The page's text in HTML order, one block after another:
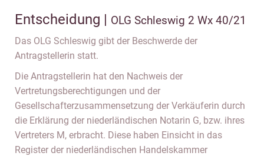
Entscheidung | OLG Schleswig 2 Wx 40/21
Das OLG Schleswig gibt der Beschwerde der
Antragstellerin statt.
Die Antragstellerin hat den Nachweis der
Vertretungsberechtigungen und der
Gesellschafterzusammensetzung der Verkäuferin durch
die Erklärung der niederländischen Notarin G, bzw. ihres
Vertreters M, erbracht. Diese haben Einsicht in das
Register der niederländischen Handelskammer